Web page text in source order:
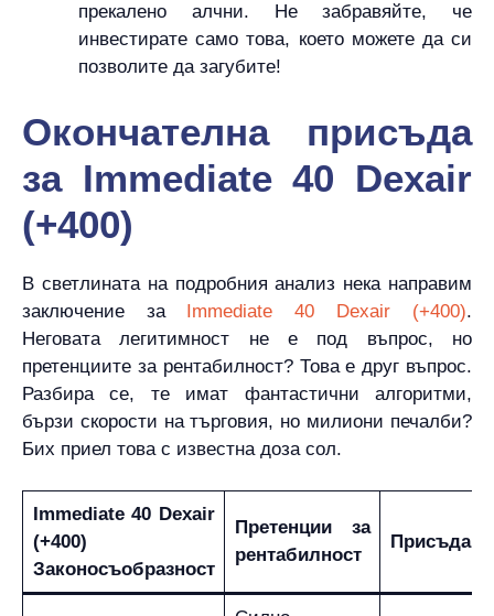
прекалено алчни. Не забравяйте, че
инвестирате само това, което можете да си
позволите да загубите!
Окончателна присъда
за Immediate 40 Dexair
(+400)
В светлината на подробния анализ нека направим
заключение за Immediate 40 Dexair (+400).
Неговата легитимност не е под въпрос, но
претенциите за рентабилност? Това е друг въпрос.
Разбира се, те имат фантастични алгоритми,
бързи скорости на търговия, но милиони печалби?
Бих приел това с известна доза сол.
Immediate 40 Dexair
(+400)
Законосъобразност
Претенции за
рентабилност
Присъда